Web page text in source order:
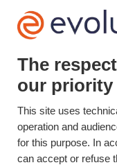
 +33(0)3

The
our priority
This site uses
operation and
for this purpose. In
can accept or refuse